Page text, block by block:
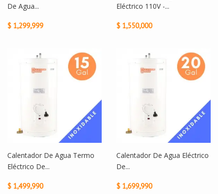
De Agua...
$ 1,299,999
Eléctrico 110V -...
$ 1,550,000
Calentador De Agua Termo
Eléctrico De...
$ 1,499,990
Calentador De Agua Eléctrico
De...
$ 1,699,990